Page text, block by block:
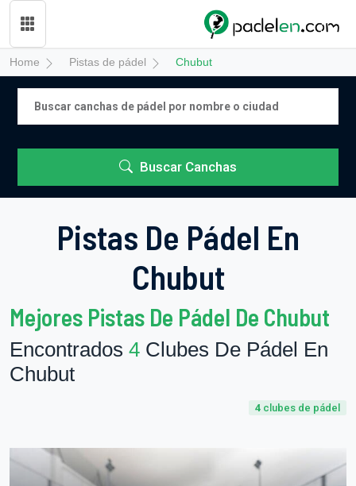
Home Pistas de pádel Chubut
Buscar Canchas
Pistas De Pádel En
Chubut
Mejores Pistas De Pádel De Chubut
Encontrados 4 Clubes De Pádel En
Chubut
4 clubes de pádel